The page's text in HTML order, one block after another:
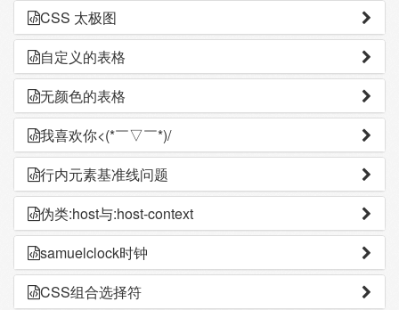
CSS 太极图
自定义的表格
无颜色的表格
我喜欢你<(*￣▽￣*)/
行内元素基准线问题
伪类:host与:host-context
samuelclock时钟
CSS组合选择符